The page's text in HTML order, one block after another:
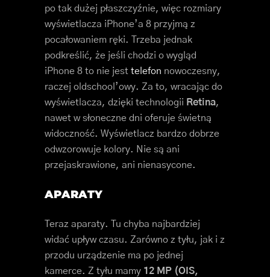
po tak dużej płaszczyźnie, więc rozmiary
wyświetlacza iPhone’a 8 przyjmą z
pocałowaniem ręki. Trzeba jednak
podkreślić, że jeśli chodzi o wygląd
iPhone 8 to nie jest telefon nowoczesny,
raczej oldschool’owy. Za to, wracając do
wyświetlacza, dzięki technologii Retina,
nawet w słoneczne dni oferuje świetną
widoczność. Wyświetlacz bardzo dobrze
odwzorowuje kolory. Nie są ani
przejaskrawione, ani nienasycone.
APARATY
Teraz aparaty. Tu chyba najbardziej
widać upływ czasu. Zarówno z tyłu, jak i z
przodu urządzenie ma po jednej
kamerce. Z tyłu mamy 12 MP (OIS,